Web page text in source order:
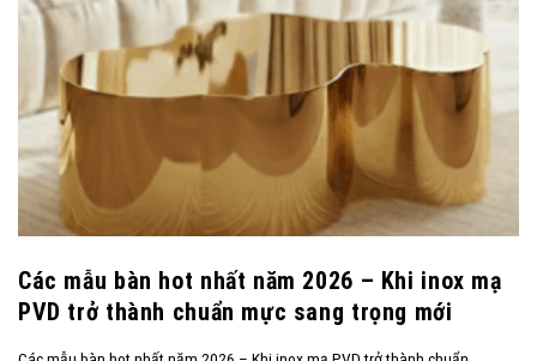
Các mẫu bàn hot nhất năm 2026 – Khi inox mạ
PVD trở thành chuẩn mực sang trọng mới